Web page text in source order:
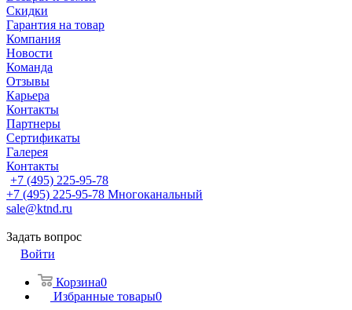
Скидки
Гарантия на товар
Компания
Новости
Команда
Отзывы
Карьера
Контакты
Партнеры
Сертификаты
Галерея
Контакты
+7 (495) 225-95-78
+7 (495) 225-95-78 Многоканальный
sale@ktnd.ru
Задать вопрос
Войти
Корзина0
Избранные товары0